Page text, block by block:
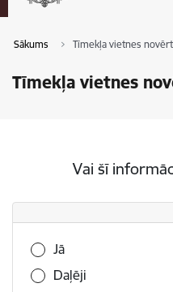
Sākums Tīmekļa vietnes
Tīmekļa vietnes
Vai šī
Vai šī informācija bija
Jā
Daļēji